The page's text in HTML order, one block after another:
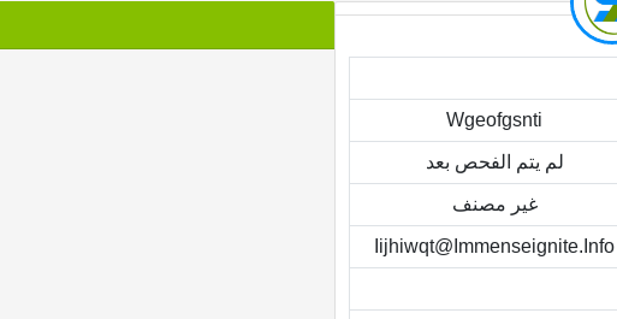
Wgeofgsnti
لم يتم الفحص بعد
غير مصنف
Iijhiwqt@immenseignite.info